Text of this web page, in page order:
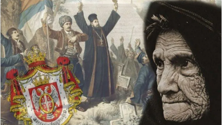
l
l
o
w
o
n
n
d
n
e
m
a
i
l